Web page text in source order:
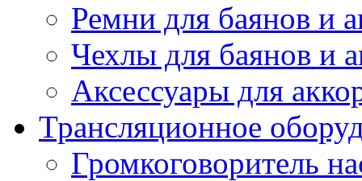
Ремни для баянов и
Чехлы для баянов и
Аксессуары для
Трансляционное
Громкоговоритель